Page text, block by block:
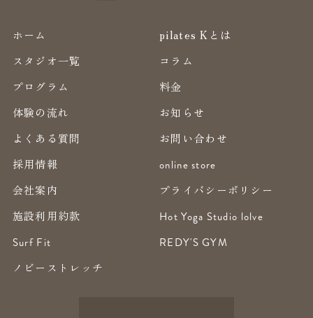
ホーム
pilates Kとは
スタジオ一覧
コラム
プログラム
料金
体験の流れ
お知らせ
よくある質問
お問い合わせ
採用情報
online store
会社案内
プライバシーポリシー
施設利用約款
Hot Yoga Studio lolve
Surf Fit
REDY'S GYM
ノビーストレッチ